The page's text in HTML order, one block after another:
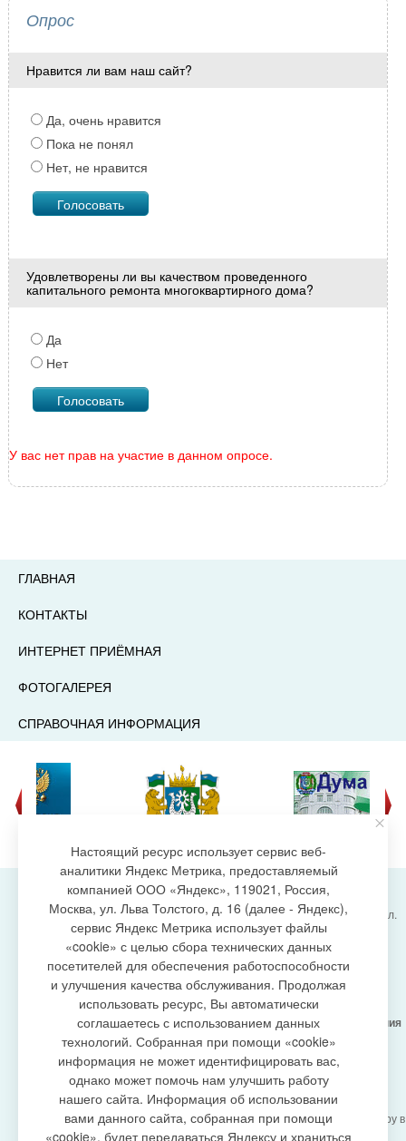
Опрос
Нравится ли вам наш сайт?
Да, очень нравится
Пока не понял
Нет, не нравится
Удовлетворены ли вы качеством проведенного
капитального ремонта многоквартирного дома?
Да
Нет
У вас нет прав на участие в данном опросе.
ГЛАВНАЯ
КОНТАКТЫ
ИНТЕРНЕТ ПРИЁМНАЯ
ФОТОГАЛЕРЕЯ
СПРАВОЧНАЯ ИНФОРМАЦИЯ
создание сайта
Администрация городского поселения Излучинск, ул.
Энергетиков, 6, пгт. Излучинск, Нижневартовский
район,
Ханты-Мансийский автономный округ-Югра
(Тюменская область), 628634
Сетевое изданиеhttps://www.gp-izluchinsk.ru
16+
Учредитель -Администрация городского поселения
Излучинск
Главный редактор - Бурич Денис Ярославович
Телефон/факс: (3466) 28-13-77 , e-mail:
admizl@rambler.ru
Сетевое изданиеhttps://www.gp-izluchinsk.ru
зарегистрировано Федеральной службой по надзору в
сфере связи,
Настоящий ресурс использует сервис веб-
аналитики Яндекс Метрика, предоставляемый
компанией ООО «Яндекс», 119021, Россия,
Москва, ул. Льва Толстого, д. 16 (далее - Яндекс),
сервис Яндекс Метрика использует файлы
«cookie» с целью сбора технических данных
посетителей для обеспечения работоспособности
и улучшения качества обслуживания. Продолжая
использовать ресурс, Вы автоматически
соглашаетесь с использованием данных
технологий. Собранная при помощи «cookie»
информация не может идентифицировать вас,
однако может помочь нам улучшить работу
нашего сайта. Информация об использовании
вами данного сайта, собранная при помощи
«cookie», будет передаваться Яндексу и храниться